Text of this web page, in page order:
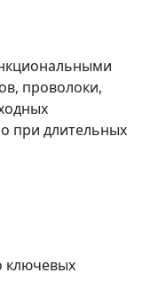
проволоки,
при длительных
ключевых